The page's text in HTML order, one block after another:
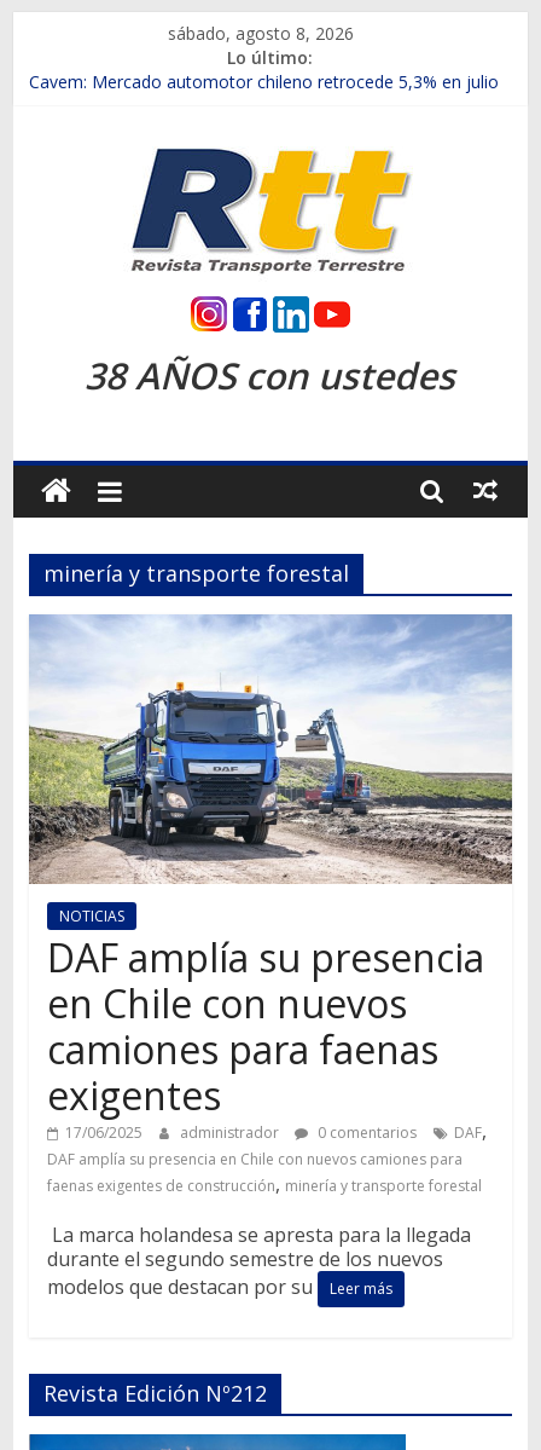
contenido
sábado, agosto 8, 2026
Lo último:
Chile es el primer mercado internacional en lanzar la nueva
Salfa suma vehículos electrificados de Chevrolet en el Biobío
Samex amplía su red con nuevas sucursales en Rancagua y
SINOTRUK Pick-ups presentó la recién estrenada Bolden en
la Expo Compras Públicas 2026
Revista
Transporte
Terrestre
Autos,
camiones,
motos,
del
del
transporte
38 AÑOS con ustedes
minería y transporte forestal
NOTICIAS
DAF amplía su presencia
en Chile con nuevos
camiones para faenas
exigentes
17/06/2025 administrador 0 comentarios DAF,
DAF amplía su presencia en Chile con nuevos camiones para
faenas exigentes de construcción, minería y transporte forestal
La marca holandesa se apresta para la llegada
durante el segundo semestre de los nuevos
modelos que destacan por su
Leer más
Revista Edición Nº212